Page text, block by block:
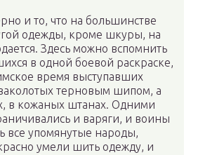
и то, что на большинстве
одежды, кроме шкуры, на
Здесь можно вспомнить
в одной боевой раскраске,
время выступавших
терновым шипом, а
в кожаных штанах. Одними
и варяги, и воины
все упомянутые народы,
умели шить одежду, и